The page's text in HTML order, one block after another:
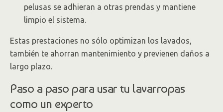
pelusas se adhieran a otras prendas y mantiene
limpio el sistema.
Estas prestaciones no sólo optimizan los lavados,
también te ahorran mantenimiento y previenen daños a
largo plazo.
Paso a paso para usar tu lavarropas
como un experto